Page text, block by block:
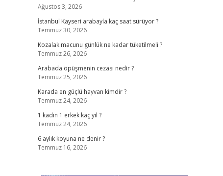
Ağustos 3, 2026
İstanbul Kayseri arabayla kaç saat sürüyor ?
Temmuz 30, 2026
Kozalak macunu günlük ne kadar tüketilmeli ?
Temmuz 26, 2026
Arabada öpüşmenin cezası nedir ?
Temmuz 25, 2026
Karada en güçlü hayvan kimdir ?
Temmuz 24, 2026
1 kadın 1 erkek kaç yıl ?
Temmuz 24, 2026
6 aylık koyuna ne denir ?
Temmuz 16, 2026